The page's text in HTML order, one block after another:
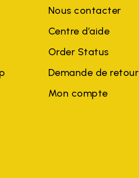
Nous contacter
Centre d’aide
Order Status
Demande de retour
Mon compte